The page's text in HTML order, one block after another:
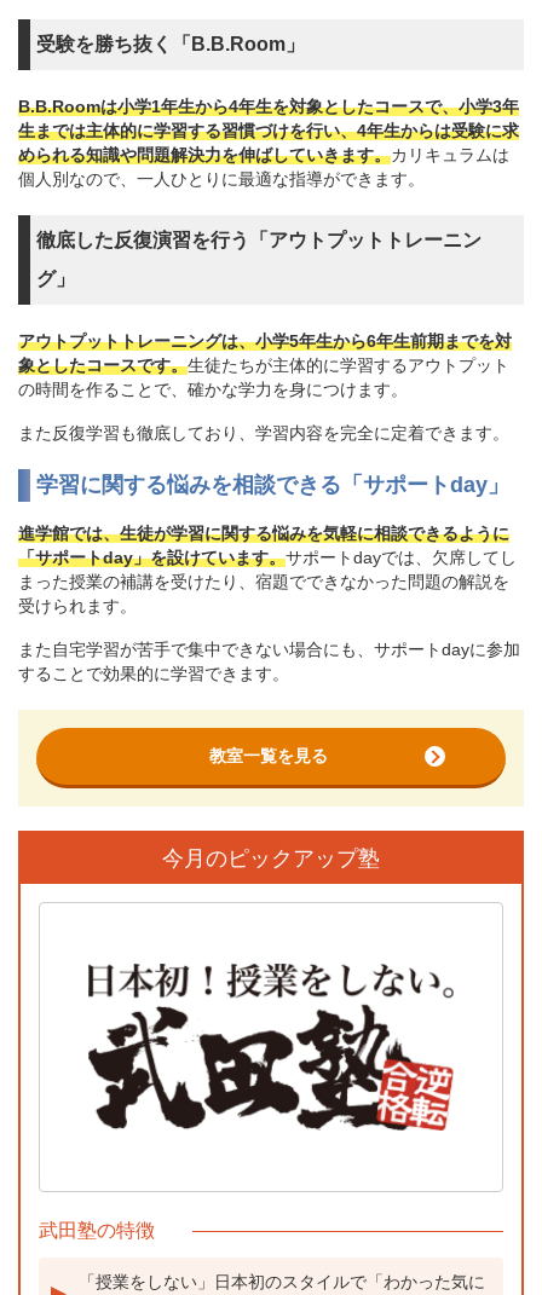
受験を勝ち抜く「B.B.Room」
B.B.Roomは小学1年生から4年生を対象としたコースで、小学3年
生までは主体的に学習する習慣づけを行い、4年生からは受験に求
められる知識や問題解決力を伸ばしていきます。カリキュラムは
個人別なので、一人ひとりに最適な指導ができます。
徹底した反復演習を行う「アウトプットトレーニン
グ」
アウトプットトレーニングは、小学5年生から6年生前期までを対
象としたコースです。生徒たちが主体的に学習するアウトプット
の時間を作ることで、確かな学力を身につけます。
また反復学習も徹底しており、学習内容を完全に定着できます。
学習に関する悩みを相談できる「サポートday」
進学館では、生徒が学習に関する悩みを気軽に相談できるように
「サポートday」を設けています。サポートdayでは、欠席してし
まった授業の補講を受けたり、宿題でできなかった問題の解説を
受けられます。
また自宅学習が苦手で集中できない場合にも、サポートdayに参加
することで効果的に学習できます。
教室一覧を見る
今月のピックアップ塾
武田塾の特徴
「授業をしない」日本初のスタイルで「わかった気に